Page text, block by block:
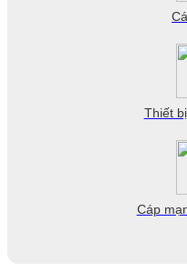
Thiết
Cáp